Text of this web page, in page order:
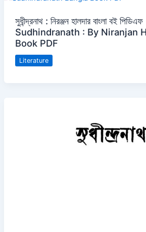
সুধীন্দ্রনাথ : নিরঞ্জন হালদার বাংলা বই পিডিএফ |
Sudhindranath : By Niranjan
Book PDF
Literature